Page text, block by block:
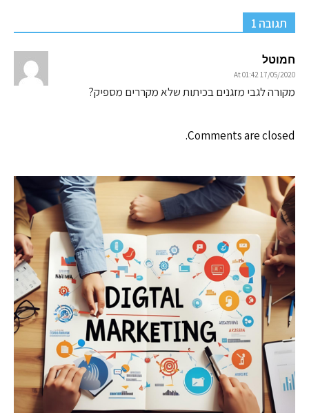
תגובה 1
חמוטל
17/05/2020 At 01:42
מקורה לגבי מזגנים בכיתות שלא מקררים מספיק?
Comments are closed.